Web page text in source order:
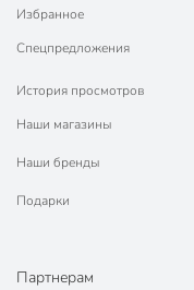
Избранное
Спецпредложения
История просмотров
Наши магазины
Наши бренды
Подарки
Партнерам